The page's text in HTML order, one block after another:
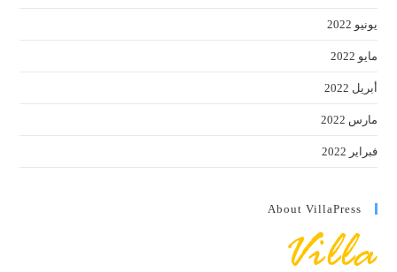
يونيو 2022
مايو 2022
أبريل 2022
مارس 2022
فبراير 2022
About VillaPress